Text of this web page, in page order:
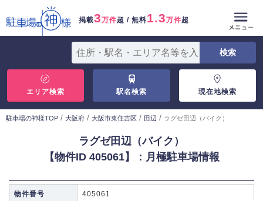
掲載3万件超 / 無料1.3万件超
エリア検索 駅名検索 現在地検索
駐車場の神様TOP / 大阪府 / 大阪市東住吉区 / 田辺 / ラグゼ田辺（バイク）
ラグゼ田辺（バイク）
【物件ID 405061】：月極駐車場情報
物件番号 405061